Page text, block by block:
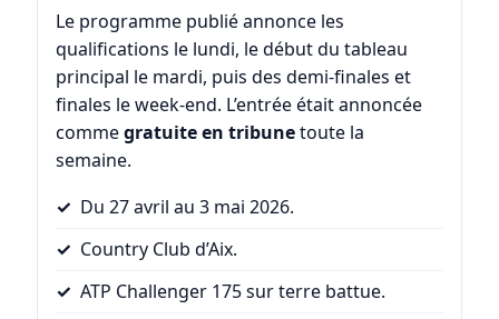
Le programme publié annonce les
qualifications le lundi, le début du tableau
principal le mardi, puis des demi-finales et
finales le week-end. L’entrée était annoncée
commegratuite en tribunetoute la
semaine.
Du 27 avril au 3 mai 2026.
Country Club d’Aix.
ATP Challenger 175 sur terre battue.